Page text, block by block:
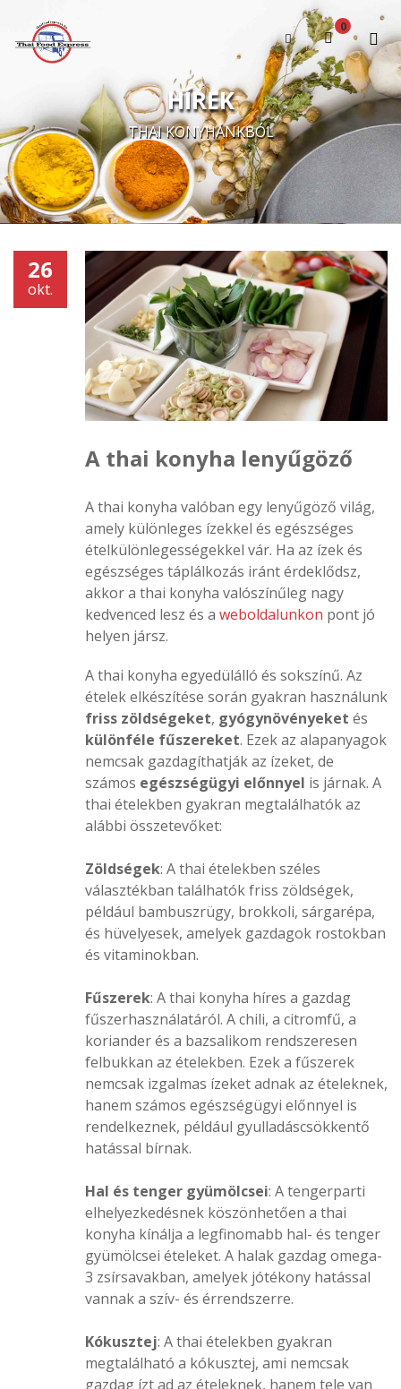
0
A kosár üres
HÍREK
THAI KONYHÁNKBÓL
26
okt.
A thai konyha lenyűgöző
A thai konyha valóban egy lenyűgöző világ,
amely különleges ízekkel és egészséges
ételkülönlegességekkel vár. Ha az ízek és
egészséges táplálkozás iránt érdeklődsz,
akkor a thai konyha valószínűleg nagy
kedvenced lesz és a weboldalunkon pont jó
helyen jársz.
A thai konyha egyedülálló és sokszínű. Az
friss zöldségeket, gyógynövényeket
különféle fűszereket. Ezek az alapanyagok
nemcsak gazdagíthatják az ízeket, de
számos egészségügyi előnnyel is járnak. A
thai ételekben gyakran megtalálhatók az
alábbi összetevőket:
Zöldségek: A thai ételekben széles
választékban találhatók friss zöldségek,
például bambuszrügy, brokkoli, sárgarépa,
és hüvelyesek, amelyek gazdagok rostokban
és vitaminokban.
Fűszerek: A thai konyha híres a gazdag
fűszerhasználatáról. A chili, a citromfű, a
koriander és a bazsalikom rendszeresen
felbukkan az ételekben. Ezek a fűszerek
nemcsak izgalmas ízeket adnak az ételeknek,
hanem számos egészségügyi előnnyel is
rendelkeznek, például gyulladáscsökkentő
hatással bírnak.
Hal és tenger gyümölcsei: A tengerparti
elhelyezkedésnek köszönhetően a thai
konyha kínálja a legfinomabb hal- és tenger
gyümölcsei ételeket. A halak gazdag omega-
3 zsírsavakban, amelyek jótékony hatással
vannak a szív- és érrendszerre.
Kókusztej: A thai ételekben gyakran
megtalálható a kókusztej, ami nemcsak
gazdag ízt ad az ételeknek, hanem tele van